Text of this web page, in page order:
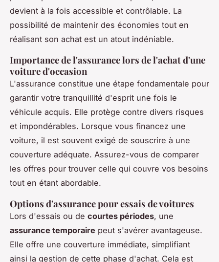
devient à la fois accessible et contrôlable. La
possibilité de maintenir des économies tout en
réalisant son achat est un atout indéniable.
Importance de l'assurance lors de l'achat d'une
voiture d'occasion
L'assurance constitue une étape fondamentale pour
garantir votre tranquillité d'esprit une fois le
véhicule acquis. Elle protège contre divers risques
et impondérables. Lorsque vous financez une
voiture, il est souvent exigé de souscrire à une
couverture adéquate. Assurez-vous de comparer
les offres pour trouver celle qui couvre vos besoins
tout en étant abordable.
Options d'assurance pour essais de voitures
Lors d'essais ou de courtes périodes, une
assurance temporaire peut s'avérer avantageuse.
Elle offre une couverture immédiate, simplifiant
ainsi la gestion de cette phase d'achat. Cela est